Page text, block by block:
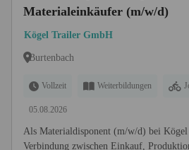
Materialeinkäufer (m/w/d)
Kögel Trailer GmbH
Burtenbach
Vollzeit Weiterbildungen
05.08.2026
Als Materialdisponent (m/w/d) bei Kögel
Verbindung zwischen Einkauf,